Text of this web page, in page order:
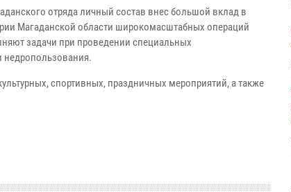
отряда личный состав внес большой вклад в
Магаданской области широкомасштабных операций
задачи при проведении специальных
недропользования.
спортивных, праздничных мероприятий, а также